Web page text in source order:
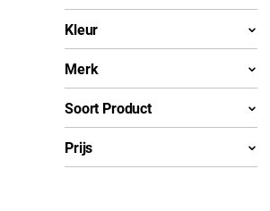
Kleur
Merk
Soort Product
Prijs